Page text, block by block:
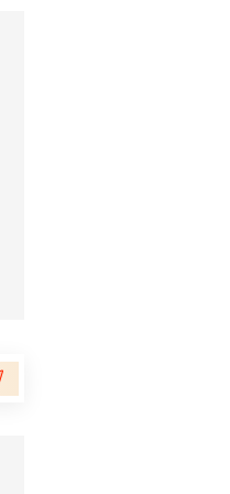
Fase Krisis, Tinggal